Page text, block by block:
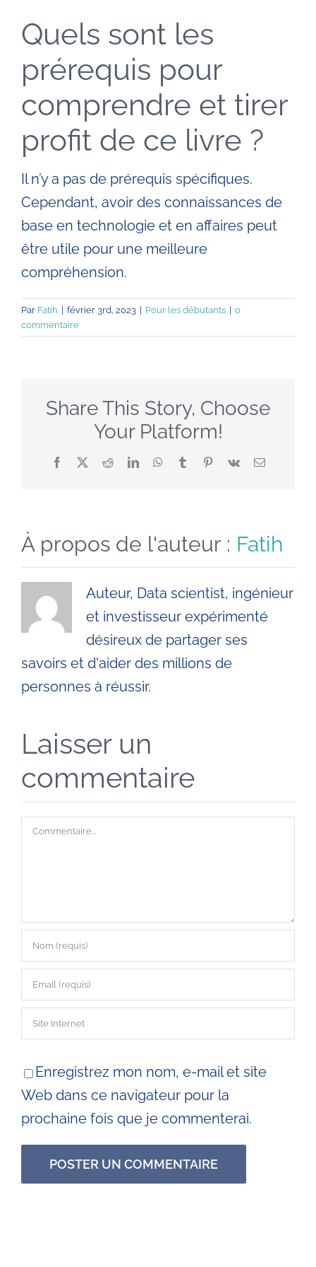
Entreprises
Automatisation IA
Livres
Blog
Devenir formateur
Quels sont les
prérequis pour
comprendre et tirer
profit de ce livre ?
Il n’y a pas de prérequis spécifiques.
Cependant, avoir des connaissances de
base en technologie et en affaires peut
être utile pour une meilleure
compréhension.
Par Fatih février 3rd, 2023 Pour les débutants
0
commentaire
Share This Story, Choose
Your Platform!
Facebook
X RedditLinkedInWhatsApp
TumblrPinterest
Vk Email
À propos de l'auteur : Fatih
Auteur, Data scientist, ingénieur
et investisseur expérimenté
désireux de partager ses
savoirs et d'aider des millions de
personnes à réussir.
Laisser un
commentaire
Commentaire
Enregistrez mon nom, e-mail et site
Web dans ce navigateur pour la
prochaine fois que je commenterai.